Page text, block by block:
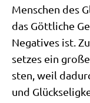
Men­schen des
das Gött­li­che
Nega­ti­ves ist.
set­zes ein
sten, weil
und